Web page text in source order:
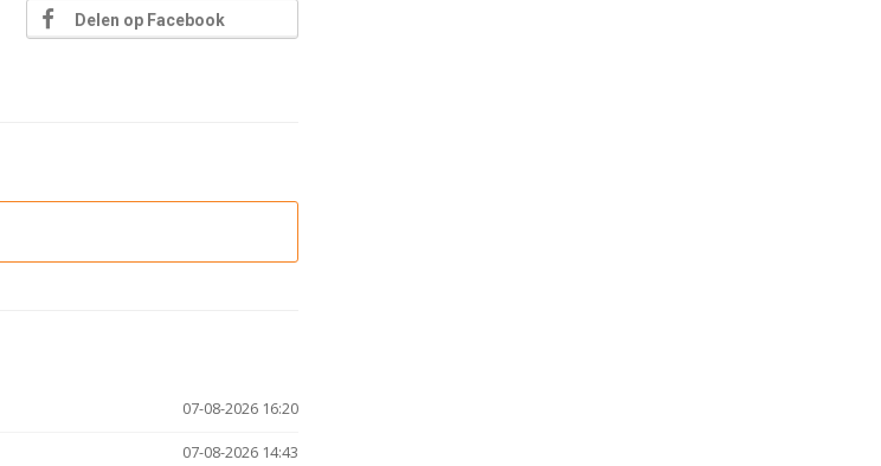
Delen op Facebook
07-08-2026 16:20
07-08-2026 14:43